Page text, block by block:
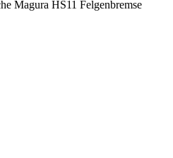
Magura HS11 Felgenbremse